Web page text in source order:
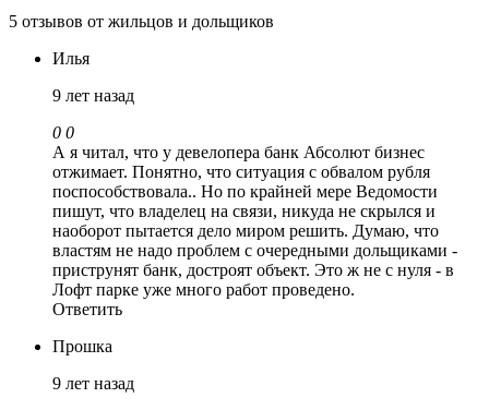
5 отзывов от жильцов и дольщиков
Илья
9 лет назад
0 0
А я читал, что у девелопера банк Абсолют бизнес
отжимает. Понятно, что ситуация с обвалом рубля
поспособствовала.. Но по крайней мере Ведомости
пишут, что владелец на связи, никуда не скрылся и
наоборот пытается дело миром решить. Думаю, что
властям не надо проблем с очередными дольщиками -
приструнят банк, достроят объект. Это ж не с нуля - в
Лофт парке уже много работ проведено.
Ответить
Прошка
9 лет назад